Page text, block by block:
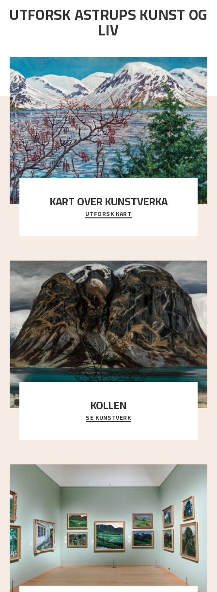
UTFORSK ASTRUPS KUNST OG
LIV
KART OVER KUNSTVERKA
Utforsk stedene og utsiktene i Astrups malerier
UTFORSK KART
KOLLEN
Et ruvende fjell dominerer bildeflaten, og står i
sterk kontrast til det spinkle rognetreet ute
SE KUNSTVERK